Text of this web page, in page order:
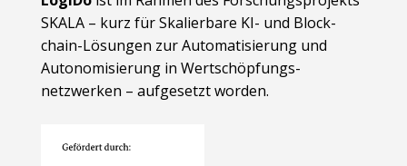
SKALA – kurz für Skalierbare KI- und Block­
chain-Lösungen zur Automatisierung und
Autonomisierung in Wert­schöpfungs­
netzwerken – aufgesetzt worden.